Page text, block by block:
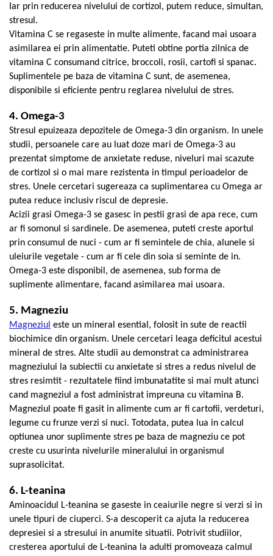
Cătină
Chlorella
Colina
Electroliti
Produse Apicole
Iar prin reducerea nivelului de cortizol, putem reduce, simultan,
stresul.
Vitamina C se regaseste in multe alimente, facand mai usoara
asimilarea ei prin alimentatie. Puteti obtine portia zilnica de
vitamina C consumand citrice, broccoli, rosii, cartofi si spanac.
Suplimentele pe baza de vitamina C sunt, de asemenea,
disponibile si eficiente pentru reglarea nivelului de stres.
4. Omega-3
Stresul epuizeaza depozitele de Omega-3 din organism. In unele
studii, persoanele care au luat doze mari de Omega-3 au
prezentat simptome de anxietate reduse, niveluri mai scazute
de cortizol si o mai mare rezistenta in timpul perioadelor de
stres. Unele cercetari sugereaza ca suplimentarea cu Omega ar
putea reduce inclusiv riscul de depresie.
Acizii grasi Omega-3 se gasesc in pestii grasi de apa rece, cum
ar fi somonul si sardinele. De asemenea, puteti creste aportul
prin consumul de nuci - cum ar fi semintele de chia, alunele si
uleiurile vegetale - cum ar fi cele din soia si seminte de in.
Omega-3 este disponibil, de asemenea, sub forma de
suplimente alimentare, facand asimilarea mai usoara.
5. Magneziu
Magneziul este un mineral esential, folosit in sute de reactii
biochimice din organism. Unele cercetari leaga deficitul acestui
mineral de stres. Alte studii au demonstrat ca administrarea
magneziului la subiectii cu anxietate si stres a redus nivelul de
stres resimtit - rezultatele fiind imbunatatite si mai mult atunci
cand magneziul a fost administrat impreuna cu vitamina B.
Magneziul poate fi gasit in alimente cum ar fi cartofii, verdeturi,
legume cu frunze verzi si nuci. Totodata, putea lua in calcul
optiunea unor suplimente stres pe baza de magneziu ce pot
creste cu usurinta nivelurile mineralului in organismul
suprasolicitat.
6. L-teanina
Aminoacidul L-teanina se gaseste in ceaiurile negre si verzi si in
unele tipuri de ciuperci. S-a descoperit ca ajuta la reducerea
depresiei si a stresului in anumite situatii. Potrivit studiilor,
cresterea aportului de L-teanina la adulti promoveaza calmul